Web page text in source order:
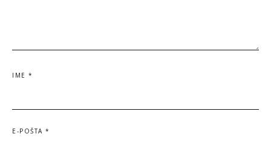
IME *
E-POŠTA *